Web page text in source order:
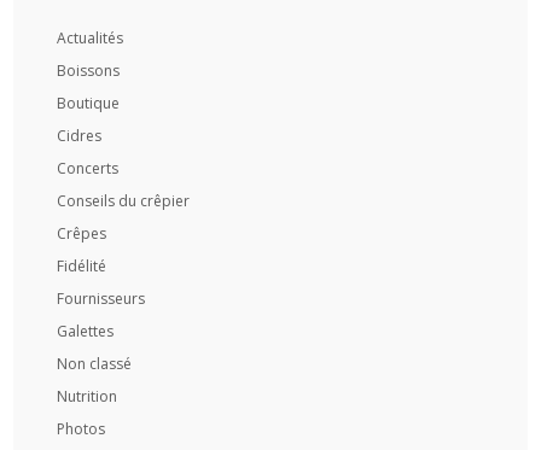
Actualités
Boissons
Boutique
Cidres
Concerts
Conseils du crêpier
Crêpes
Fidélité
Fournisseurs
Galettes
Non classé
Nutrition
Photos